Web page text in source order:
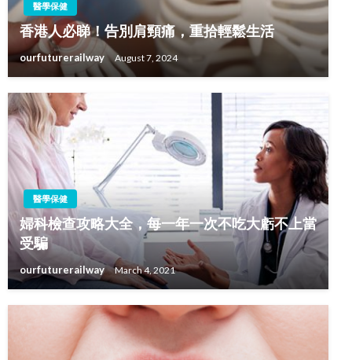
醫學保健
香港人必睇！告別肩頸痛，重拾輕鬆生活
ourfuturerailway August 7, 2024
醫學保健
婦科檢查攻略大全，每一年一次不吃大虧不上當
受騙
ourfuturerailway March 4, 2021